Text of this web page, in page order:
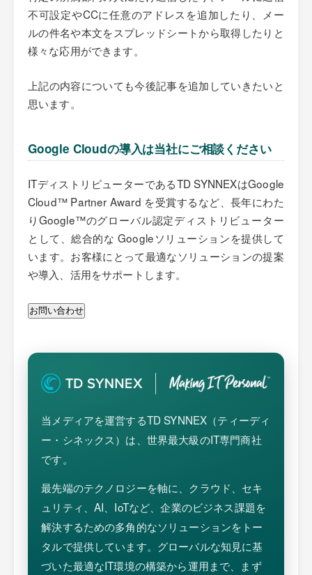
不可設定やCCに任意のアドレスを追加したり、メー
ルの件名や本文をスプレッドシートから取得したりと
様々な応用ができます。
上記の内容についても今後記事を追加していきたいと
思います。
Google Cloudの導入は当社にご相談ください
ITディストリビューターであるTD SYNNEXはGoogle
Cloud™ Partner Award を受賞するなど、長年にわた
りGoogle™のグローバル認定ディストリビューター
として、総合的な Googleソリューションを提供して
います。お客様にとって最適なソリューションの提案
や導入、活用をサポートします。
お問い合わせ
当メディアを運営するTD SYNNEX（ティーディ
ー・シネックス）は、世界最大級のIT専門商社
です。
最先端のテクノロジーを軸に、クラウド、セキ
ュリティ、AI、IoTなど、企業のビジネス課題を
解決するための多角的なソリューションをトー
タルで提供しています。グローバルな知見に基
づいた最適なIT環境の構築から運用まで、まず